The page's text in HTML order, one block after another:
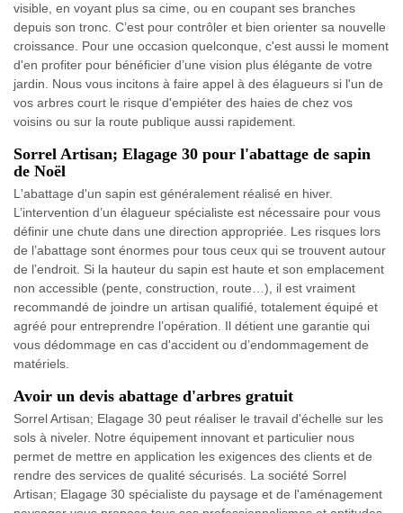
visible, en voyant plus sa cime, ou en coupant ses branches
depuis son tronc. C’est pour contrôler et bien orienter sa nouvelle
croissance. Pour une occasion quelconque, c'est aussi le moment
d'en profiter pour bénéficier d’une vision plus élégante de votre
jardin. Nous vous incitons à faire appel à des élagueurs si l'un de
vos arbres court le risque d'empiéter des haies de chez vos
voisins ou sur la route publique aussi rapidement.
Sorrel Artisan; Elagage 30 pour l'abattage de sapin
de Noël
L'abattage d'un sapin est généralement réalisé en hiver.
L’intervention d’un élagueur spécialiste est nécessaire pour vous
définir une chute dans une direction appropriée. Les risques lors
de l’abattage sont énormes pour tous ceux qui se trouvent autour
de l’endroit. Si la hauteur du sapin est haute et son emplacement
non accessible (pente, construction, route…), il est vraiment
recommandé de joindre un artisan qualifié, totalement équipé et
agréé pour entreprendre l’opération. Il détient une garantie qui
vous dédommage en cas d'accident ou d’endommagement de
matériels.
Avoir un devis abattage d'arbres gratuit
Sorrel Artisan; Elagage 30 peut réaliser le travail d'échelle sur les
sols à niveler. Notre équipement innovant et particulier nous
permet de mettre en application les exigences des clients et de
rendre des services de qualité sécurisés. La société Sorrel
Artisan; Elagage 30 spécialiste du paysage et de l'aménagement